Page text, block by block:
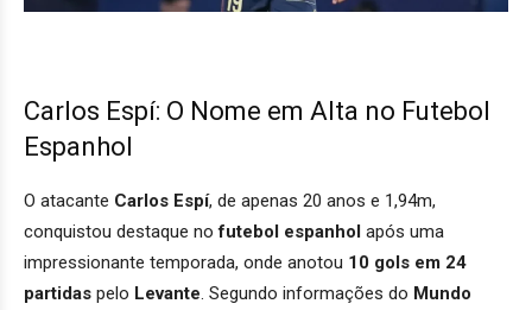
Carlos Espí: O Nome em Alta no Futebol
Espanhol
O atacante Carlos Espí, de apenas 20 anos e 1,94m,
conquistou destaque nofutebol espanhol após uma
impressionante temporada, onde anotou 10 gols em 24
partidas pelo Levante. Segundo informações do Mundo